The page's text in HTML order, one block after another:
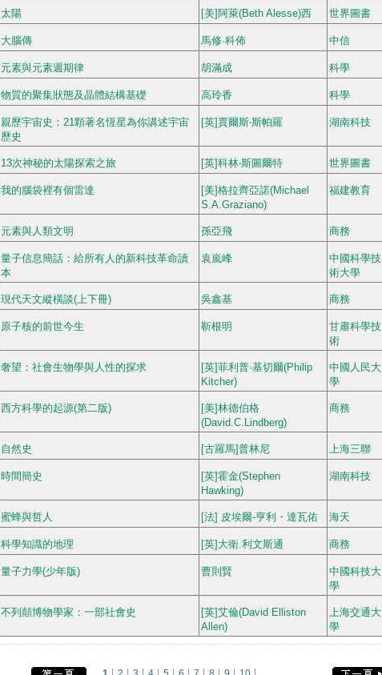
太陽 [美]阿萊(Beth Alesse)西 世界圖書
大腦傳 馬修·科佈 中信
元素與元素週期律 胡滿成 科學
物質的聚集狀態及晶體結構基礎 高玲香 科學
親歷宇宙史：21顆著名恆星為你講述宇宙
歷史
[英]賈爾斯‧斯帕羅 湖南科技
13次神秘的太陽探索之旅 [英]科林‧斯圖爾特 世界圖書
我的腦袋裡有個雷達
[美]格拉齊亞諾(Michael
S.A.Graziano)
福建教育
元素與人類文明 孫亞飛 商務
量子信息簡話：給所有人的新科技革命讀
本
袁嵐峰
中國科學技
術大學
現代天文縱橫談(上下冊) 吳鑫基 商務
原子核的前世今生 靳根明
甘肅科學技
術
奢望：社會生物學與人性的探求
[英]菲利普·基切爾(Philip
Kitcher)
中國人民大
學
西方科學的起源(第二版)
[美]林德伯格
(David.C.Lindberg)
商務
自然史 [古羅馬]普林尼 上海三聯
時間簡史
[英]霍金(Stephen
Hawking)
湖南科技
蜜蜂與哲人 [法] 皮埃爾-亨利・達瓦佑 海天
科學知識的地理 [英]大衛.利文斯通 商務
量子力學(少年版) 曹則賢
中國科技大
學
不列顛博物學家：一部社會史
[英]艾倫(David Elliston
Allen)
上海交通大
學